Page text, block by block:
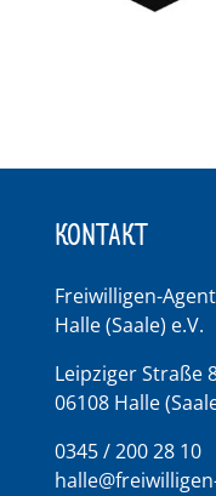
KONTAKT
Freiwilligen-
Halle (Saale) e.V.
Leipziger Straße
06108 Halle
0345 / 200 28 10